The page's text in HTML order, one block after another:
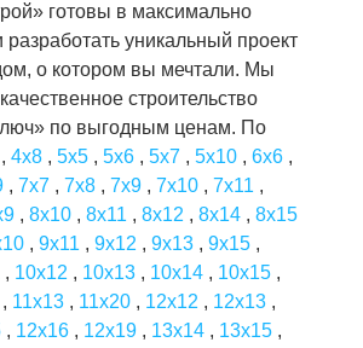
готовы в максимально
уникальный проект
о котором вы мечтали. Мы
строительство
по выгодным ценам. По
, 4x8 , 5x5 , 5x6 , 5x7 , 5x10 , 6x6 ,
, 7x7 , 7x8 , 7x9 , 7x10 , 7x11 ,
, 8x10 , 8x11 , 8x12 , 8x14 , 8x15
, 9x11 , 9x12 , 9x13 , 9x15 ,
, 10x12 , 10x13 , 10x14 , 10x15 ,
, 11x13 , 11x20 , 12x12 , 12x13 ,
, 12x16 , 12x19 , 13x14 , 13x15 ,